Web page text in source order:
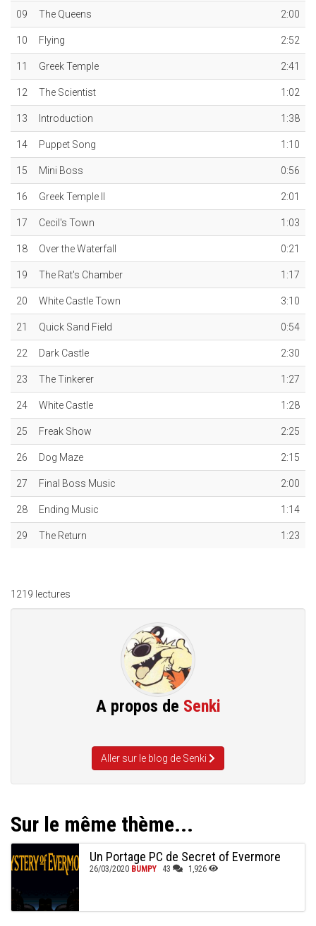
09 The Queens 2:00
10 Flying 2:52
11 Greek Temple 2:41
12 The Scientist 1:02
13 Introduction 1:38
14 Puppet Song 1:10
15 Mini Boss 0:56
16 Greek Temple II 2:01
17 Cecil's Town 1:03
18 Over the Waterfall 0:21
19 The Rat's Chamber 1:17
20 White Castle Town 3:10
21 Quick Sand Field 0:54
22 Dark Castle 2:30
23 The Tinkerer 1:27
24 White Castle 1:28
25 Freak Show 2:25
26 Dog Maze 2:15
27 Final Boss Music 2:00
28 Ending Music 1:14
29 The Return 1:23
1219 lectures
A propos de Senki
Aller sur le blog de Senki
Sur le même thème...
Un Portage PC de Secret of Evermore
26/03/2020 BUMPY 43 1,926